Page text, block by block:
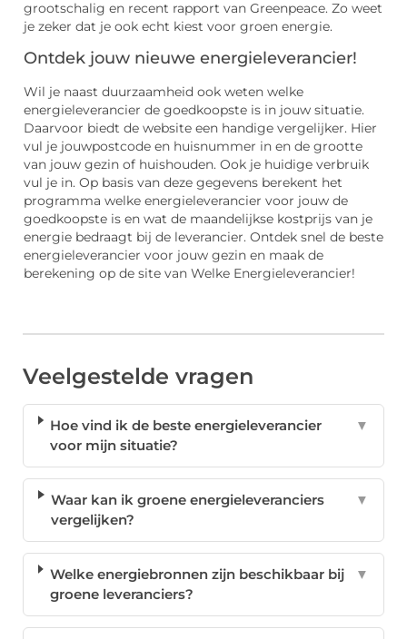
grootschalig en recent rapport van Greenpeace. Zo weet
je zeker dat je ook echt kiest voor groen energie.
Ontdek jouw nieuwe energieleverancier!
Wil je naast duurzaamheid ook weten welke
energieleverancier de goedkoopste is in jouw situatie.
Daarvoor biedt de website een handige vergelijker. Hier
vul je jouwpostcode en huisnummer in en de grootte
van jouw gezin of huishouden. Ook je huidige verbruik
vul je in. Op basis van deze gegevens berekent het
programma welke energieleverancier voor jouw de
goedkoopste is en wat de maandelijkse kostprijs van je
energie bedraagt bij de leverancier. Ontdek snel de beste
energieleverancier voor jouw gezin en maak de
berekening op de site van Welke Energieleverancier!
Veelgestelde vragen
Hoe vind ik de beste energieleverancier
voor mijn situatie?
▼
Waar kan ik groene energieleveranciers
vergelijken?
▼
Welke energiebronnen zijn beschikbaar bij
groene leveranciers?
▼